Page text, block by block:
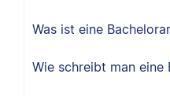
Was ist eine
Wie schreibt man eine